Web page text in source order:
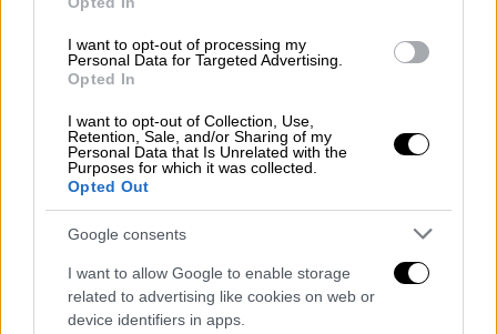
I want to opt-out of processing my
Personal Data for Targeted Advertising.
Opted In
I want to opt-out of Collection, Use,
Retention, Sale, and/or Sharing of my
Personal Data that Is Unrelated with the
Purposes for which it was collected.
Opted Out
Google consents
I want to allow Google to enable storage
related to advertising like cookies on web or
device identifiers in apps.
αιτήσεις υποβάλλονται , μέσω gov.gr, στην
ηλεκτρονική διεύθυνση:
https://www.gov.gr/ipiresies/ergasia-kai-
asphalise/apozemioseis-kai-
parokhes/koinonikos-tourismos.
Συγκεκριμένα,η διαδρομή είναι
Εργασία και Ασφάλιση > Αποζημιώσεις και
Παροχές > Προγράμματα Κοινωνικού
Τουρισμού (ΔΥΠΑ).
Πάροχοι του προγράμματος